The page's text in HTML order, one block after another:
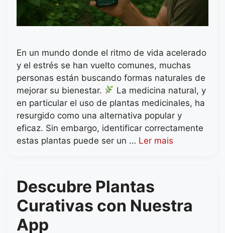
En un mundo donde el ritmo de vida acelerado
y el estrés se han vuelto comunes, muchas
personas están buscando formas naturales de
mejorar su bienestar.
La medicina natural, y
en particular el uso de plantas medicinales, ha
resurgido como una alternativa popular y
eficaz. Sin embargo, identificar correctamente
estas plantas puede ser un … Ler mais
Descubre Plantas
Curativas con Nuestra
App